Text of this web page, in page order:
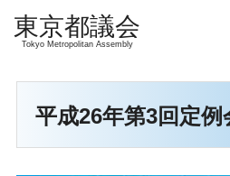
Tokyo Metropolitan Assembly
平成26年第3回定